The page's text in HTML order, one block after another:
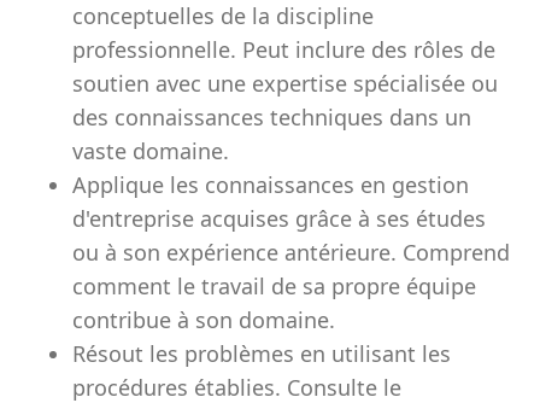
conceptuelles de la discipline
professionnelle. Peut inclure des rôles de
soutien avec une expertise spécialisée ou
des connaissances techniques dans un
vaste domaine.
Applique les connaissances en gestion
d'entreprise acquises grâce à ses études
ou à son expérience antérieure. Comprend
comment le travail de sa propre équipe
contribue à son domaine.
Résout les problèmes en utilisant les
procédures établies. Consulte le